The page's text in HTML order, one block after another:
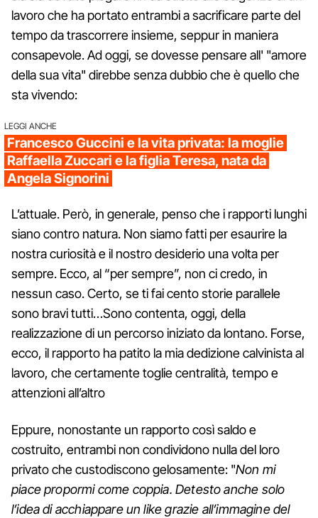
lavoro che ha portato entrambi a sacrificare parte del
tempo da trascorrere insieme, seppur in maniera
consapevole. Ad oggi, se dovesse pensare all' "amore
della sua vita" direbbe senza dubbio che è quello che
sta vivendo:
LEGGI ANCHE
Francesco Guccini e la vita privata: la moglie
Raffaella Zuccari e la figlia Teresa, nata da
Angela Signorini
L’attuale. Però, in generale, penso che i rapporti lunghi
siano contro natura. Non siamo fatti per esaurire la
nostra curiosità e il nostro desiderio una volta per
sempre. Ecco, al “per sempre”, non ci credo, in
nessun caso. Certo, se ti fai cento storie parallele
sono bravi tutti…Sono contenta, oggi, della
realizzazione di un percorso iniziato da lontano. Forse,
ecco, il rapporto ha patito la mia dedizione calvinista al
lavoro, che certamente toglie centralità, tempo e
attenzioni all’altro
Eppure, nonostante un rapporto così saldo e
costruito, entrambi non condividono nulla del loro
privato che custodiscono gelosamente: "Non mi
piace propormi come coppia. Detesto anche solo
l’idea di acchiappare un like grazie all’immagine del